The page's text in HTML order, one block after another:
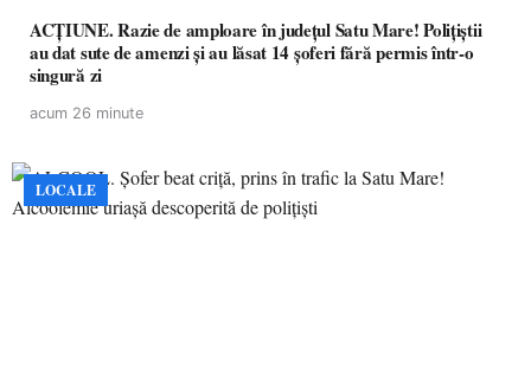
ACȚIUNE. Razie de amploare în județul Satu Mare! Polițiștii
au dat sute de amenzi și au lăsat 14 șoferi fără permis într-o
singură zi
acum 26 minute
LOCALE